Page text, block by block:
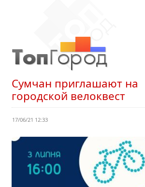
Сумчан приглашают на
городской велоквест
17/06/21 12:33